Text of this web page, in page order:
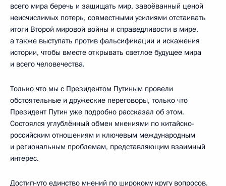
всего мира беречь и защищать мир, завоёванный ценой
неисчислимых потерь, совместными усилиями отстаивать
итоги Второй мировой войны и справедливости в мире,
а также выступать против фальсификации и искажения
истории, чтобы вместе открывать светлое будущее мира
и всего человечества.
Только что мы с Президентом Путиным провели
обстоятельные и дружеские переговоры, только что
Президент Путин уже подробно рассказал об этом.
Состоялся углублённый обмен мнениями по китайско-
российским отношениям и ключевым международным
и региональным проблемам, представляющим взаимный
интерес.
Достигнуто единство мнений по широкому кругу вопросов.